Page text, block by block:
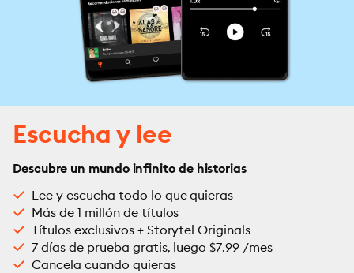
Escucha y lee
Descubre un mundo infinito de historias
Lee y escucha todo lo que quieras
Más de 1 millón de títulos
Títulos exclusivos + Storytel Originals
7 días de prueba gratis, luego $7.99 /mes
Cancela cuando quieras